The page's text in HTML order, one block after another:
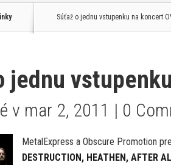
Súťaž o jednu vstupenku na koncert
jednu
v mar 2, 2011 | 0
MetalExpress a Obscure Promotion
DESTRUCTION, HEATHEN, AFTER